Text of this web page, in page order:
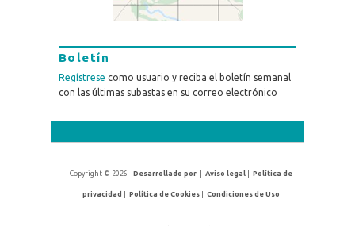
Boletín
Regístrese como usuario y reciba el boletín semanal
con las últimas subastas en su correo electrónico
Copyright © 2026 -Desarrollado por |Aviso legal |Política de
privacidad |Política de Cookies |Condiciones de Uso